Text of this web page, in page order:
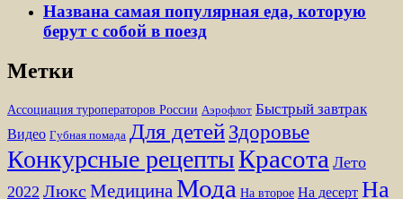
Названа самая популярная еда, которую
берут с собой в поезд
Метки
Ассоциация туроператоров России Аэрофлот Быстрый завтрак
Видео Губная помада Для детейЗдоровье
Конкурсные рецептыКрасота Лето
2022 Люкс МедицинаМода На второе На десерт На